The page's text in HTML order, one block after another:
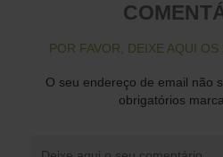
POR FAVOR, DEIXE AQUI
O seu endereço de email não
obrigatórios